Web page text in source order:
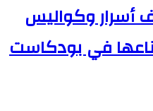
وكواليس
في بودكاست